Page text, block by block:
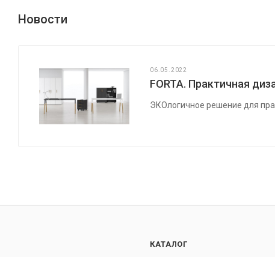
Новости
06.05.2022
FORTA. Практичная
ЭКОлогичное решение для
КАТАЛОГ